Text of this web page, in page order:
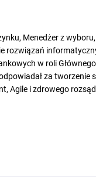
Menedżer z
rozwiązań
w roli
za tworzenie
Agile i zdrowego